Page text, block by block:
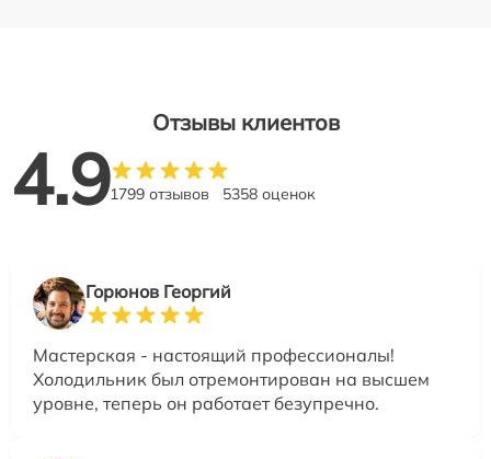
Отзывы клиентов
4.91799 отзывов 5358 оценок
Горюнов Георгий
Мастерская - настоящий профессионалы!
Холодильник был отремонтирован на высшем
уровне, теперь он работает безупречно.